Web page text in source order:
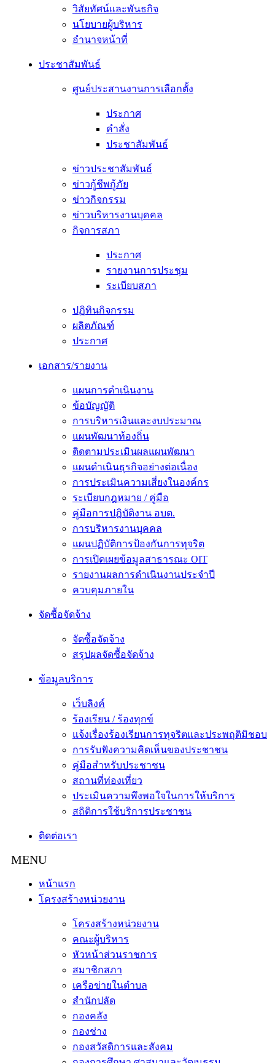
วิสัยทัศน์และพันธกิจ
นโยบายผู้บริหาร
อํานาจหน้าที่
ประชาสัมพันธ์
ศูนย์ประสานงานการเลือกตั้ง
ประกาศ
คำสั่ง
ประชาสัมพันธ์
ข่าวประชาสัมพันธ์
ข่าวกู้ชีพกู้ภัย
ข่าวกิจกรรม
ข่าวบริหารงานบุคคล
กิจการสภา
ประกาศ
รายงานการประชุม
ระเบียบสภา
ปฏิทินกิจกรรม
ผลิตภัณฑ์
ประกาศ
เอกสาร/รายงาน
แผนการดำเนินงาน
ข้อบัญญัติ
การบริหารเงินและงบประมาณ
แผนพัฒนาท้องถิ่น
ติดตามประเมินผลแผนพัฒนา
แผนดำเนินธุรกิจอย่างต่อเนื่อง
การประเมินความเสี่ยงในองค์กร
ระเบียบกฎหมาย / คู่มือ
คู่มือการปฎิบัติงาน อบต.
การบริหารงานบุคคล
แผนปฏิบัติการป้องกันการทุจริต
การเปิดเผยข้อมูลสาธารณะ OIT
รายงานผลการดำเนินงานประจำปี
ควบคุมภายใน
จัดซื้อจัดจ้าง
จัดซื้อจัดจ้าง
สรุปผลจัดซื้อจัดจ้าง
ข้อมูลบริการ
เว็บลิงค์
ร้องเรียน / ร้องทุกข์
แจ้งเรื่องร้องเรียนการทุจริตและประพฤติมิชอบ
การรับฟังความคิดเห็นของประชาชน
คู่มือสำหรับประชาชน
สถานที่ท่องเที่ยว
ประเมินความพึงพอใจในการให้บริการ
สถิติการใช้บริการประชาชน
ติดต่อเรา
หน้าแรก
โครงสร้างหน่วยงาน
โครงสร้างหน่วยงาน
คณะผู้บริหาร
หัวหน้าส่วนราชการ
สมาชิกสภา
เครือข่ายในตำบล
สำนักปลัด
กองคลัง
กองช่าง
กองสวัสดิการและสังคม